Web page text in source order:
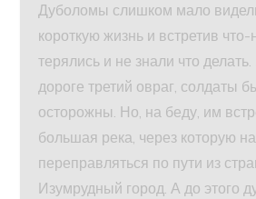
Дуболомы слишком мало
короткую жизнь и встретив
терялись и не знали что
дороге третий овраг, солдаты
осторожны. Но, на беду, им
большая река, через которую
переправляться по пути из
Изумрудный город. А до этого